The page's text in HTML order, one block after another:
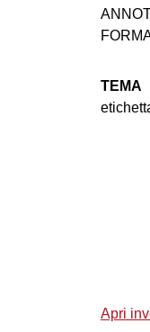
TEMA
Apri